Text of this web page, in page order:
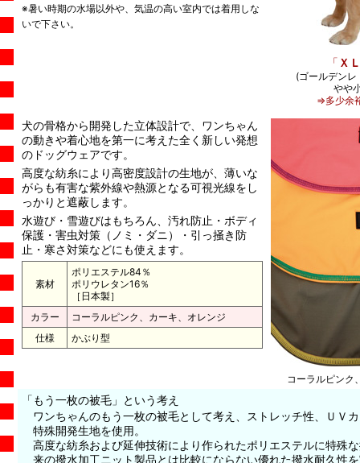
※暑い時期の水場以外や、気温の高い室内では着用しな
いで下さい。
「 ＸＬ
(ゴールデン
やや
⇒多少余
犬の骨格から開発した立体設計で、ワンちゃん
の動きや着心地を第一に考えた全く新しい発想
のドッグウェアです。
高度な紡糸により高密度設計の生地が、薄いな
がらも有害な紫外線や熱源となる可視光線をし
っかりと遮蔽します。
水遊び・雪遊びはもちろん、汚れ防止・ボディ
保護・害虫対策（ノミ・ダニ）・引っ掻き防
止・寒さ対策などにも使えます。
素材
ポリエステル84％
ポリウレタン16％
［日本製］
カラー
コーラルピンク、カーキ、オレンジ
仕様
かぶり型
コーラルピンク
「もう一枚の被毛」という考え
ワンちゃんのもう一枚の被毛として考え、ストレッチ性、ＵＶ
特殊開発生地を使用。
高度な紡糸および延伸技術により作られたポリエステルに特殊
来の撥水加工ニット製品とは比較にならない優れた撥水耐久性